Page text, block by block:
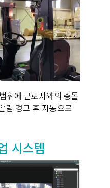
위에 근로자와의 충돌
림 경고 후 자동으로
시스템